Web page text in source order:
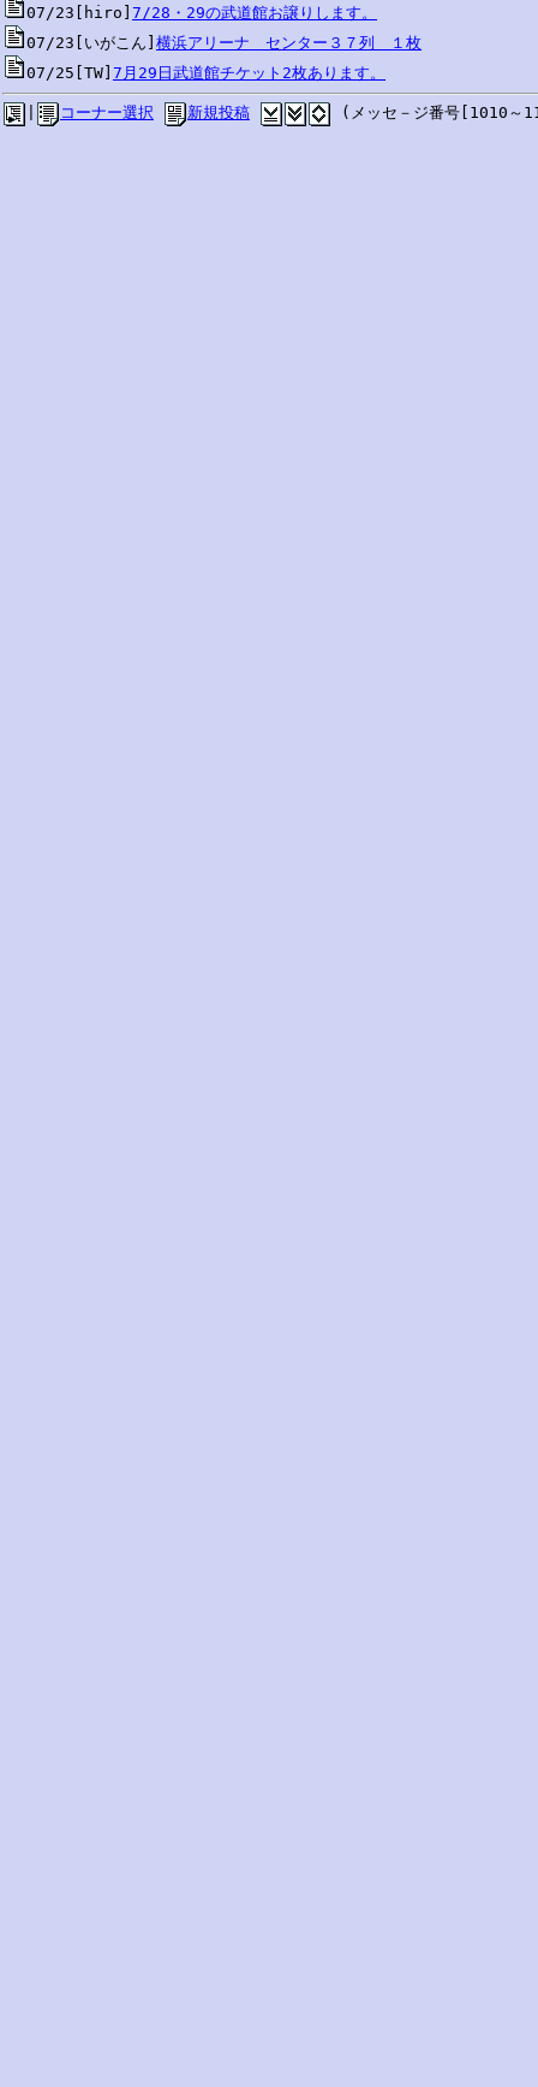
07/23[hiro] 7/28・29の武道館お譲りします。
07/23[いがこん] 横浜アリーナ　センター３７列　１枚
07/25[TW] 7月29日武道館チケット2枚あります。
コーナー選択 新規投稿 (メッセ－ジ番号[1010～